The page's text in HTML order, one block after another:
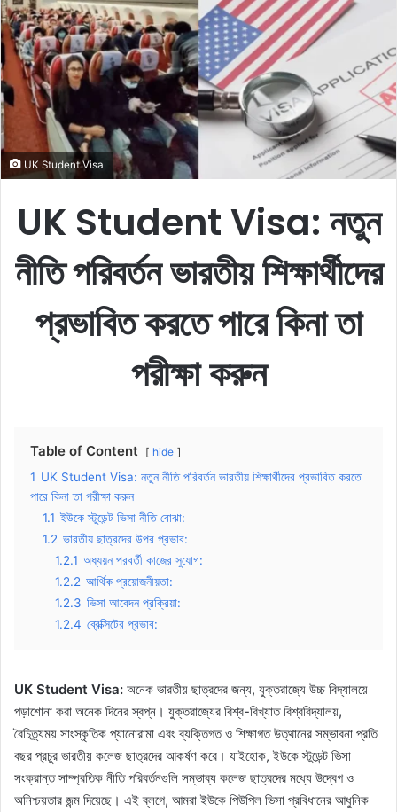
a
n
e
m
l
UK Student Visa
UK Student Visa: নতুন
নীতি পরিবর্তন ভারতীয় শিক্ষার্থীদের
প্রভাবিত করতে পারে কিনা তা
পরীক্ষা করুন
Table of Content hide
1 UK Student Visa: নতুন নীতি পরিবর্তন ভারতীয় শিক্ষার্থীদের প্রভাবিত করতে
পারে কিনা তা পরীক্ষা করুন
1.1 ইউকে স্টুডেন্ট ভিসা নীতি বোঝা:
1.2 ভারতীয় ছাত্রদের উপর প্রভাব:
1.2.1 অধ্যয়ন পরবর্তী কাজের সুযোগ:
1.2.2 আর্থিক প্রয়োজনীয়তা:
1.2.3 ভিসা আবেদন প্রক্রিয়া:
1.2.4 ব্রেক্সিটের প্রভাব:
UK Student Visa: অনেক ভারতীয় ছাত্রদের জন্য, যুক্তরাজ্যে উচ্চ বিদ্যালয়ে
পড়াশোনা করা অনেক দিনের স্বপ্ন। যুক্তরাজ্যের বিশ্ব-বিখ্যাত বিশ্ববিদ্যালয়,
বৈচিত্র্যময় সাংস্কৃতিক প্যানোরামা এবং ব্যক্তিগত ও শিক্ষাগত উত্থানের সম্ভাবনা প্রতি
বছর প্রচুর ভারতীয় কলেজ ছাত্রদের আকর্ষণ করে। যাইহোক, ইউকে স্টুডেন্ট ভিসা
সংক্রান্ত সাম্প্রতিক নীতি পরিবর্তনগুলি সম্ভাব্য কলেজ ছাত্রদের মধ্যে উদ্বেগ ও
অনিশ্চয়তার জন্ম দিয়েছে। এই ব্লগে, আমরা ইউকে পিউপিল ভিসা প্রবিধানের আধুনিক